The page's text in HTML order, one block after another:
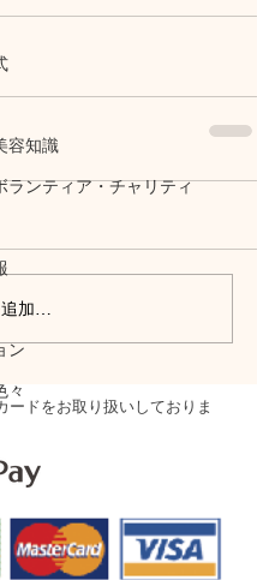
容知識
ランティア・チャリティ
ン
々
加…
ードをお取り扱いしておりま